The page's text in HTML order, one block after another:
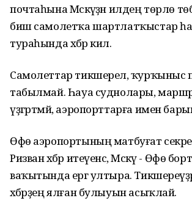
почтаһына Мәскәүҙән илдең төрлө
биш самолетҡа шартлатҡыстар
тураһында хәбәр килә.
Самолеттар тикшерелә, ҡурҡыныс
табылмай. Һауа суднолары,
үҙгәртмәй, аэропорттарға имен
Өфө аэропортының матбуғат
Ризван хәбәр итеүенсә, Мәскәү - Өфө
ваҡытында ергә ултыра.
хәбәрҙең ялған булыуын асыҡлай.